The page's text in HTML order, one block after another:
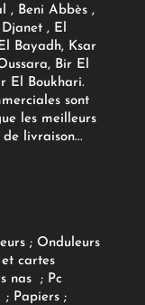
, Beni Abbès ,
, El
Bayadh, Ksar
Bir El
El Boukhari.
sont
les meilleurs
livraison...
; Onduleurs
et cartes
nas ; Pc
; Papiers;